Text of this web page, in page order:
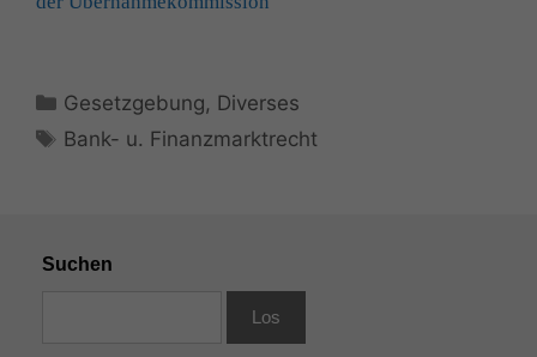
Kategorien
Gesetzgebung, Diverses
Schlagwörter
Bank- u. Finanzmarktrecht
Suchen